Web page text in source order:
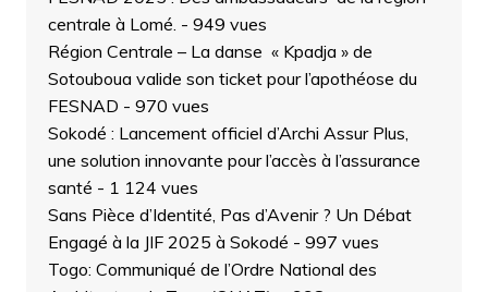
centrale à Lomé. - 949 vues
Région Centrale – La danse « Kpadja » de
Sotouboua valide son ticket pour l’apothéose du
FESNAD - 970 vues
Sokodé : Lancement officiel d’Archi Assur Plus,
une solution innovante pour l’accès à l’assurance
santé - 1 124 vues
Sans Pièce d’Identité, Pas d’Avenir ? Un Débat
Engagé à la JIF 2025 à Sokodé - 997 vues
Togo: Communiqué de l’Ordre National des